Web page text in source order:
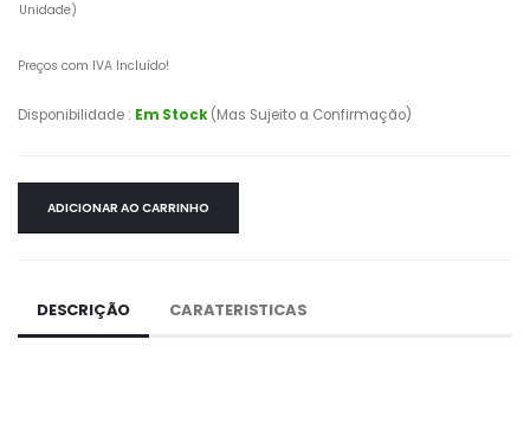
Unidade)
Preços com IVA Incluído!
Disponibilidade : Em Stock(Mas Sujeito a Confirmação)
ADICIONAR AO CARRINHO
DESCRIÇÃO CARATERISTICAS